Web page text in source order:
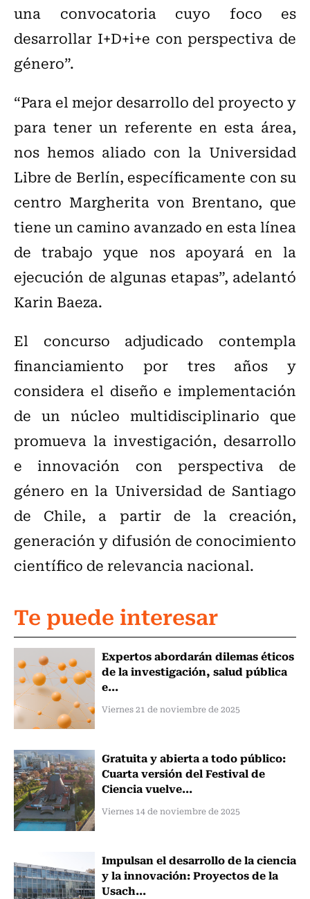
una convocatoria cuyo foco es
desarrollar I+D+i+e con perspectiva de
género”.
“Para el mejor desarrollo del proyecto y
para tener un referente en esta área,
nos hemos aliado con la Universidad
Libre de Berlín, específicamente con su
centro Margherita von Brentano, que
tiene un camino avanzado en esta línea
de trabajo yque nos apoyará en la
ejecución de algunas etapas”, adelantó
Karin Baeza.
El concurso adjudicado contempla
financiamiento por tres años y
considera el diseño e implementación
de un núcleo multidisciplinario que
promueva la investigación, desarrollo
e innovación con perspectiva de
género en la Universidad de Santiago
de Chile, a partir de la creación,
generación y difusión de conocimiento
científico de relevancia nacional.
Te puede interesar
Expertos abordarán dilemas éticos
de la investigación, salud pública
e...
Viernes 21 de noviembre de 2025
Gratuita y abierta a todo público:
Cuarta versión del Festival de
Ciencia vuelve...
Viernes 14 de noviembre de 2025
Impulsan el desarrollo de la ciencia
y la innovación: Proyectos de la
Usach...